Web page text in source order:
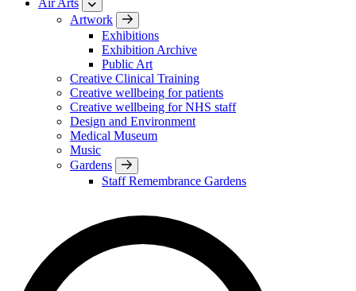
Air Arts
Artwork
Exhibitions
Exhibition Archive
Public Art
Creative Clinical Training
Creative wellbeing for patients
Creative wellbeing for NHS staff
Design and Environment
Medical Museum
Music
Gardens
Staff Remembrance Gardens